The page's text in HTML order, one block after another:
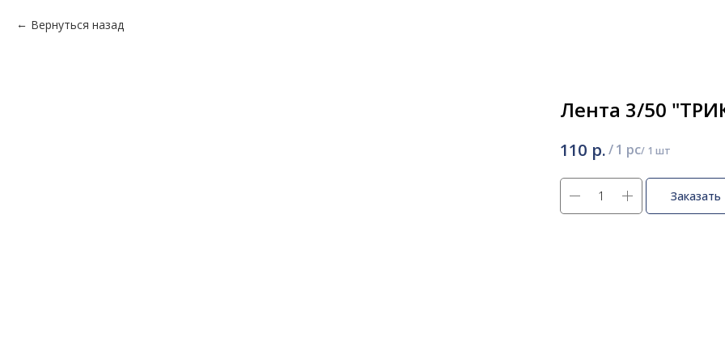
Вернуться назад
Лента 3/50
110 р./1 pc
Заказать